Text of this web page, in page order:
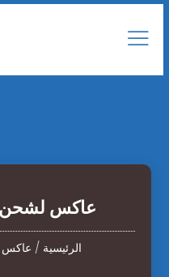
عاكس لشحن
الرئيسية / عاكس